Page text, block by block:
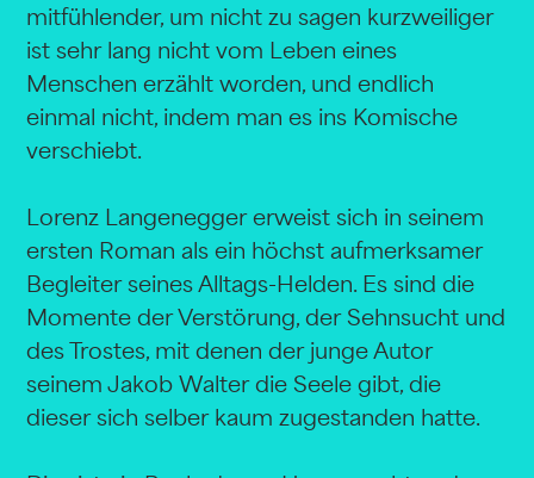
mitfühlender, um nicht zu sagen kurzweiliger
ist sehr lang nicht vom Leben eines
Menschen erzählt worden, und endlich
einmal nicht, indem man es ins Komische
verschiebt.
Lorenz Langenegger erweist sich in seinem
ersten Roman als ein höchst aufmerksamer
Begleiter seines Alltags-Helden. Es sind die
Momente der Verstörung, der Sehnsucht und
des Trostes, mit denen der junge Autor
seinem Jakob Walter die Seele gibt, die
dieser sich selber kaum zugestanden hatte.